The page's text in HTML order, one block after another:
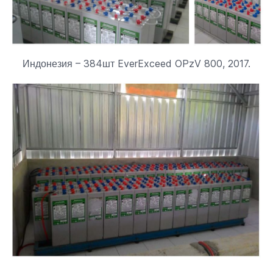
Индонезия – 384шт EverExceed OPzV 800, 2017.